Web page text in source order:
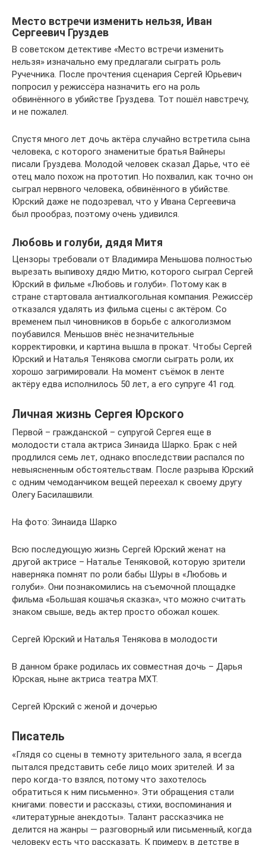
Место встречи изменить нельзя, Иван
Сергеевич Груздев
В советском детективе «Место встречи изменить
нельзя» изначально ему предлагали сыграть роль
Ручечника. После прочтения сценария Сергей Юрьевич
попросил у режиссёра назначить его на роль
обвинённого в убийстве Груздева. Тот пошёл навстречу,
и не пожалел.
Спустя много лет дочь актёра случайно встретила сына
человека, с которого знаменитые братья Вайнеры
писали Груздева. Молодой человек сказал Дарье, что её
отец мало похож на прототип. Но похвалил, как точно он
сыграл нервного человека, обвинённого в убийстве.
Юрский даже не подозревал, что у Ивана Сергеевича
был прообраз, поэтому очень удивился.
Любовь и голуби, дядя Митя
Цензоры требовали от Владимира Меньшова полностью
вырезать выпивоху дядю Митю, которого сыграл Сергей
Юрский в фильме «Любовь и голуби». Потому как в
стране стартовала антиалкогольная компания. Режиссёр
отказался удалять из фильма сцены с актёром. Со
временем пыл чиновников в борьбе с алкоголизмом
поубавился. Меньшов внёс незначительные
корректировки, и картина вышла в прокат. Чтобы Сергей
Юрский и Наталья Тенякова смогли сыграть роли, их
хорошо загримировали. На момент съёмок в ленте
актёру едва исполнилось 50 лет, а его супруге 41 год.
Личная жизнь Сергея Юрского
Первой – гражданской – супругой Сергея еще в
молодости стала актриса Зинаида Шарко. Брак с ней
продлился семь лет, однако впоследствии распался по
невыясненным обстоятельствам. После разрыва Юрский
с одним чемоданчиком вещей переехал к своему другу
Олегу Басилашвили.
На фото: Зинаида Шарко
Всю последующую жизнь Сергей Юрский женат на
другой актрисе – Наталье Теняковой, которую зрители
наверняка помнят по роли бабы Шуры в «Любовь и
голуби». Они познакомились на съемочной площадке
фильма «Большая кошачья сказка», что можно считать
знаком свыше, ведь актер просто обожал кошек.
Сергей Юрский и Наталья Тенякова в молодости
В данном браке родилась их совместная дочь – Дарья
Юрская, ныне актриса театра МХТ.
Сергей Юрский с женой и дочерью
Писатель
«Глядя со сцены в темноту зрительного зала, я всегда
пытался представить себе лицо моих зрителей. И за
перо когда-то взялся, потому что захотелось
обратиться к ним письменно». Эти обращения стали
книгами: повести и рассказы, стихи, воспоминания и
«литературные анекдоты». Талант рассказчика не
делится на жанры — разговорный или письменный, когда
человеку есть что рассказать. К примеру, в детстве в